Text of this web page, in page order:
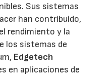
Sus sistemas
han contribuido,
rendimiento y la
los sistemas de
Edgetech
en aplicaciones de